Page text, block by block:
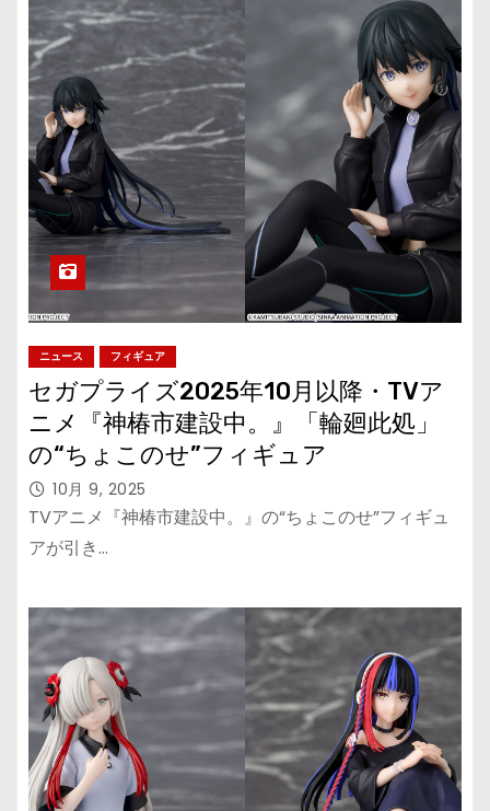
ニュース フィギュア
セガプライズ2025年10月以降・TVア
ニメ『神椿市建設中。』「輪廻此処」
の“ちょこのせ”フィギュア
10月 9, 2025
TVアニメ『神椿市建設中。』の“ちょこのせ”フィギュ
アが引き…